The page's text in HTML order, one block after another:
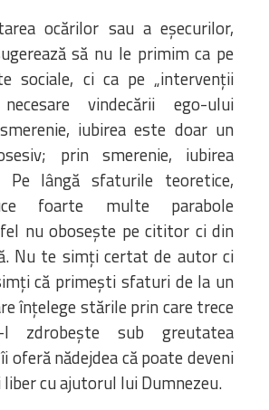
diocesi
CSDE
La Parola del Vescovo
Lectura Lunii
Prezentarea
Parohiilor
ocărilor sau a eșecurilor,
să nu le primim ca pe
sociale, ci ca pe „intervenții
necesare vindecării ego-ului
iubirea este doar un
prin smerenie, iubirea
Pe lângă sfaturile teoretice,
foarte multe parabole
nu obosește pe cititor ci din
Nu te simți certat de autor ci
că primești sfaturi de la un
înțelege stările prin care trece
sub greutatea
oferă nădejdea că poate deveni
liber cu ajutorul lui Dumnezeu.